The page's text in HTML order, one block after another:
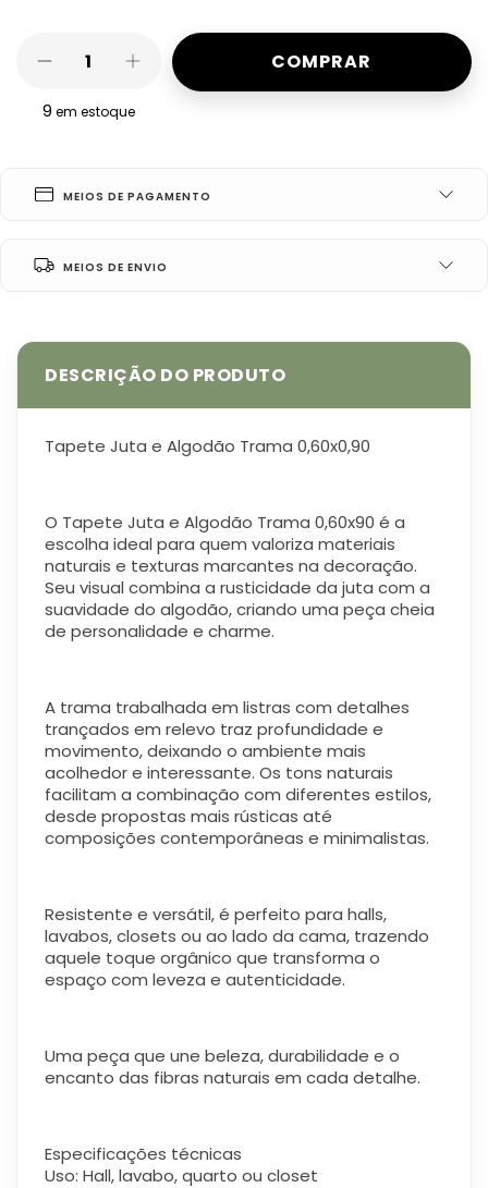
9 em estoque
MEIOS DE PAGAMENTO
MEIOS DE ENVIO
Tapete Juta e Algodão Trama 0,60x0,90
O Tapete Juta e Algodão Trama 0,60x90 é a
escolha ideal para quem valoriza materiais
naturais e texturas marcantes na decoração.
Seu visual combina a rusticidade da juta com a
suavidade do algodão, criando uma peça cheia
de personalidade e charme.
A trama trabalhada em listras com detalhes
trançados em relevo traz profundidade e
movimento, deixando o ambiente mais
acolhedor e interessante. Os tons naturais
facilitam a combinação com diferentes estilos,
desde propostas mais rústicas até
composições contemporâneas e minimalistas.
Resistente e versátil, é perfeito para halls,
lavabos, closets ou ao lado da cama, trazendo
aquele toque orgânico que transforma o
espaço com leveza e autenticidade.
Uma peça que une beleza, durabilidade e o
encanto das fibras naturais em cada detalhe.
Especificações técnicas
Uso: Hall, lavabo, quarto ou closet